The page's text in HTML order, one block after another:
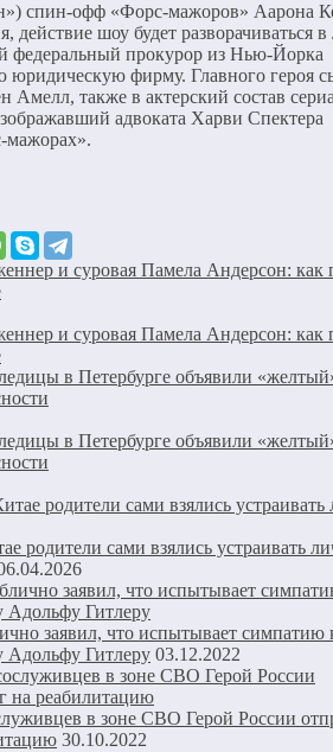
спин-офф «Форс-мажоров» Аарона
действие шоу будет разворачиваться
федеральный прокурор из Нью-Йорка
юридическую фирму. Главного героя
Амелл, также в актерский состав
адвоката Харви Спектера
мажорах».
и суровая Памела Андерсон: как
и суровая Памела Андерсон: как
в Петербурге объявили
в Петербурге объявили
родители сами взялись устраивать
заявил, что испытывает симпатию
Адольфу Гитлеру 03.12.2022
в зоне СВО Герой России
30.10.2022